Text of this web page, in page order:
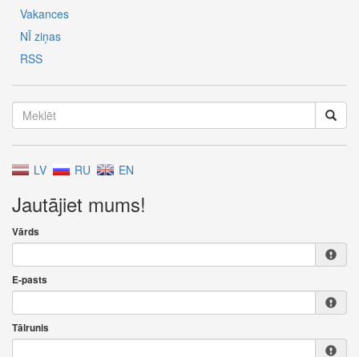
Vakances
NĪ ziņas
RSS
LV RU EN
Jautājiet mums!
Vārds
E-pasts
Tālrunis